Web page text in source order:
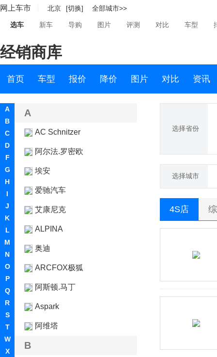
网上车市 北京 [切换] 全部城市>>
选车 新车 导购 图片 评测 对比 车型
经销商库
首页 车型 报价 降价 图片 对比 资讯
A
B
C
D
F
G
H
I
J
K
L
M
N
O
P
Q
R
S
T
W
X
A
AC Schnitzer
阿尔法.罗密欧
埃安
爱驰汽车
艾康尼克
ALPINA
奥迪
ARCFOX极狐
阿斯顿.马丁
Aspark
阿维塔
B
选择省份
选择城市
4S店